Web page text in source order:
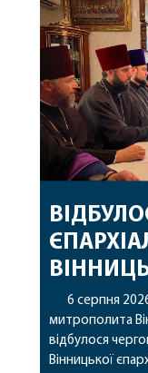
6 серпня
митрополита
відбулося
Вінницької